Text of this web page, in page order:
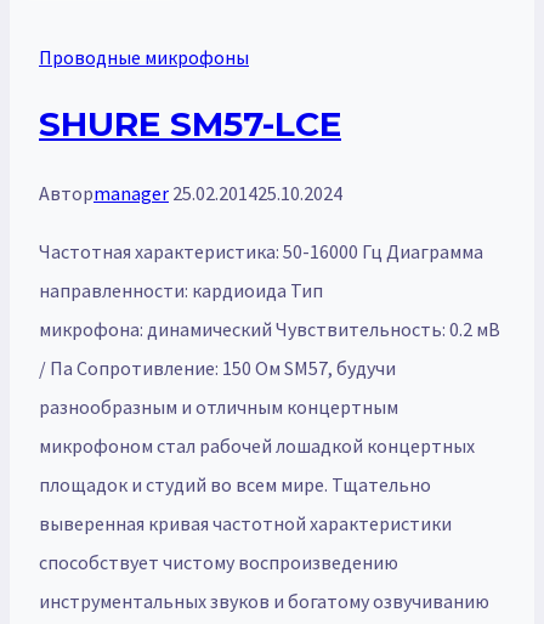
Проводные микрофоны
SHURE SM57-LCE
Авторmanager 25.02.201425.10.2024
Частотная характеристика: 50-16000 Гц Диаграмма
направленности: кардиоида Тип
микрофона: динамический Чувствительность: 0.2 мВ
/ Па Сопротивление: 150 Ом SM57, будучи
разнообразным и отличным концертным
микрофоном стал рабочей лошадкой концертных
площадок и студий во всем мире. Тщательно
выверенная кривая частотной характеристики
способствует чистому воспроизведению
инструментальных звуков и богатому озвучиванию